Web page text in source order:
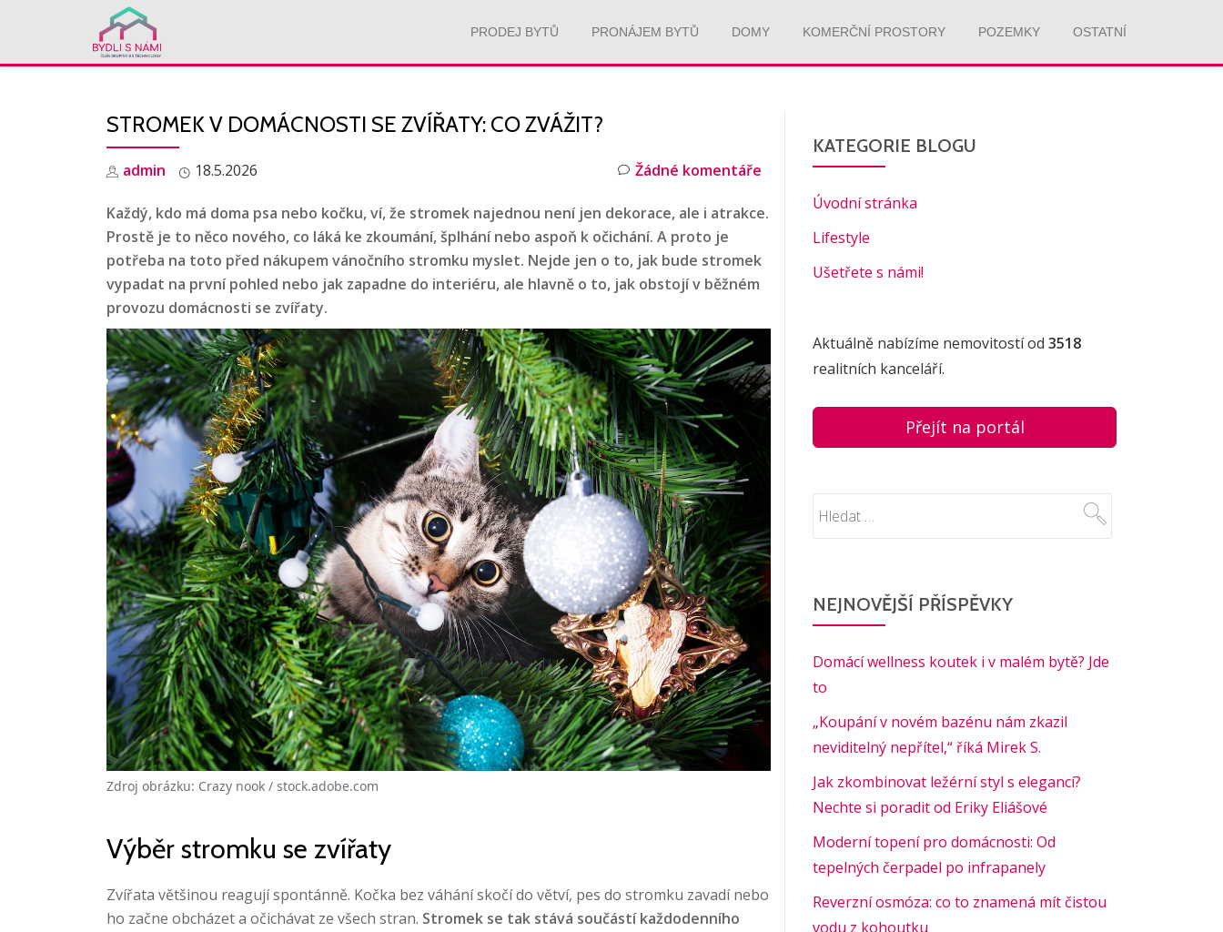
PRODEJ BYTŮ PRONÁJEM BYTŮ DOMY KOMERČNÍ PROSTORY POZEMKY OSTATNÍ
STROMEK V DOMÁCNOSTI SE ZVÍŘATY: CO ZVÁŽIT?
admin 18.5.2026 Žádné komentáře
Každý, kdo má doma psa nebo kočku, ví, že stromek najednou není jen dekorace, ale i atrakce.
Prostě je to něco nového, co láká ke zkoumání, šplhání nebo aspoň k očichání. A proto je
potřeba na toto před nákupem vánočního stromku myslet. Nejde jen o to, jak bude stromek
vypadat na první pohled nebo jak zapadne do interiéru, ale hlavně o to, jak obstojí v běžném
provozu domácnosti se zvířaty.
Zdroj obrázku: Crazy nook / stock.adobe.com
Výběr stromku se zvířaty
Zvířata většinou reagují spontánně. Kočka bez váhání skočí do větví, pes do stromku zavadí nebo
ho začne obcházet a očichávat ze všech stran. Stromek se tak stává součástí každodenního
KATEGORIE BLOGU
Úvodní stránka
Lifestyle
Ušetřete s námi!
Aktuálně nabízíme nemovitostí od 3518
realitních kanceláří.
Přejít na portál
NEJNOVĚJŠÍ PŘÍSPĚVKY
Domácí wellness koutek i v malém bytě? Jde
to
„Koupání v novém bazénu nám zkazil
neviditelný nepřítel,“ říká Mirek S.
Jak zkombinovat ležérní styl s elegancí?
Nechte si poradit od Eriky Eliášové
Moderní topení pro domácnosti: Od
tepelných čerpadel po infrapanely
Reverzní osmóza: co to znamená mít čistou
vodu z kohoutku